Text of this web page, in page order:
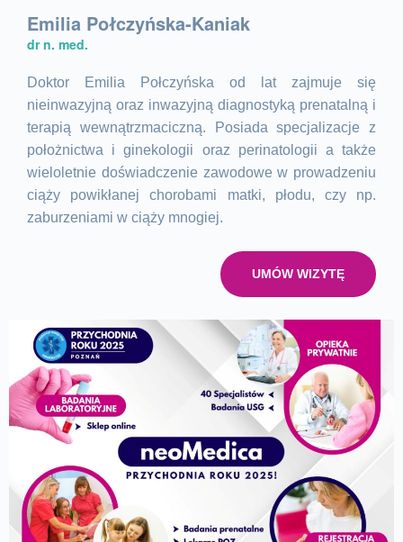
Emilia Połczyńska-Kaniak
dr n. med.
Doktor Emilia Połczyńska od lat zajmuje się
nieinwazyjną oraz inwazyjną diagnostyką prenatalną i
terapią wewnątrzmaciczną. Posiada specjalizacje z
położnictwa i ginekologii oraz perinatologii a także
wieloletnie doświadczenie zawodowe w prowadzeniu
ciąży powikłanej chorobami matki, płodu, czy np.
zaburzeniami w ciąży mnogiej.
UMÓW WIZYTĘ